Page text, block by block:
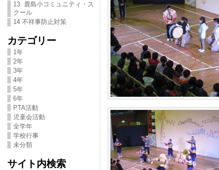
13. 鹿島小コミュニティ・ス
クール
14 不祥事防止対策
カテゴリー
1年
2年
3年
4年
5年
6年
PTA活動
児童会活動
全学年
学校行事
未分類
サイト内検索